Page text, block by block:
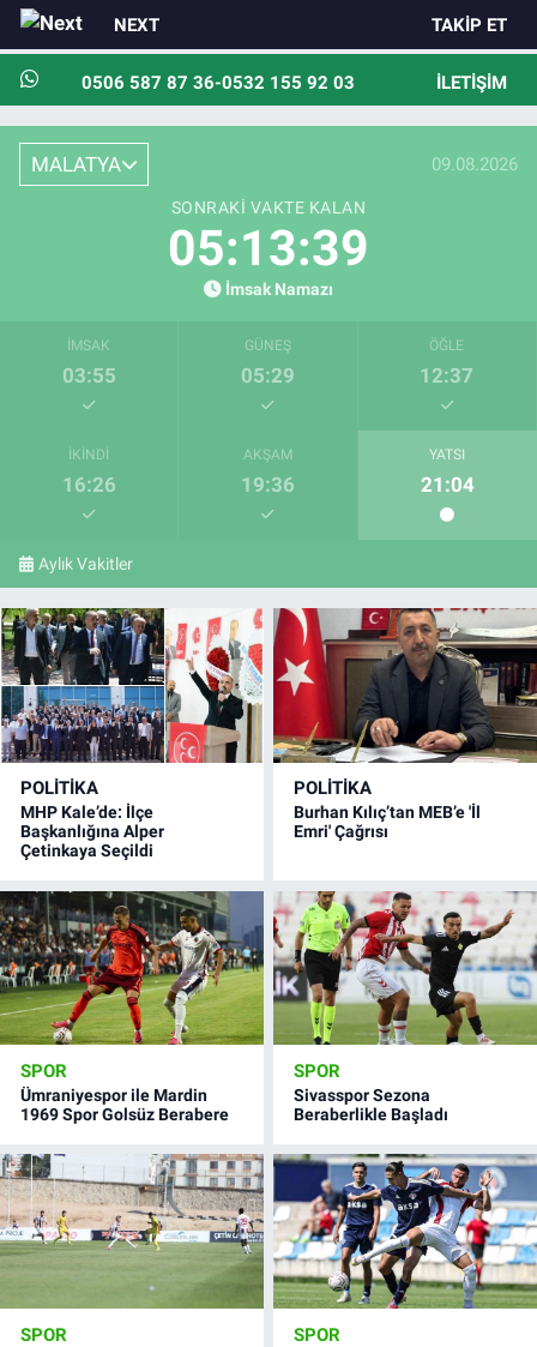
NEXT TAKIP ET
0506 587 87 36-0532 155 92 03 İLETIŞIM
MALATYA 09.08.2026
SONRAKI VAKTE KALAN
05:13:38
İmsak Namazı
İMSAK
03:55
GÜNEŞ
05:29
ÖĞLE
12:37
İKINDI
16:26
AKŞAM
19:36
YATSI
21:04
Aylık Vakitler
POLITIKA
MHP Kale’de: İlçe
Başkanlığına Alper
Çetinkaya Seçildi
POLITIKA
Burhan Kılıç’tan MEB’e 'İl
Emri' Çağrısı
SPOR
Ümraniyespor ile Mardin
1969 Spor Golsüz Berabere
SPOR
Sivasspor Sezona
Beraberlikle Başladı
SPOR SPOR